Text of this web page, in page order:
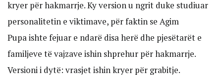
kryer për hakmarrje. Ky version u ngrit duke studiuar
personalitetin e viktimave, për faktin se Agim
Pupa ishte fejuar e ndarë disa herë dhe pjesëtarët e
familjeve të vajzave ishin shprehur për hakmarrje.
Versioni i dytë: vrasjet ishin kryer për grabitje.